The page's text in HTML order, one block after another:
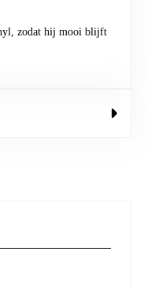
zodat hij mooi blijft